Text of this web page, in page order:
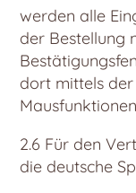
werden alle
der Bestellung
dort mittels
2.6 Für den
die deutsche